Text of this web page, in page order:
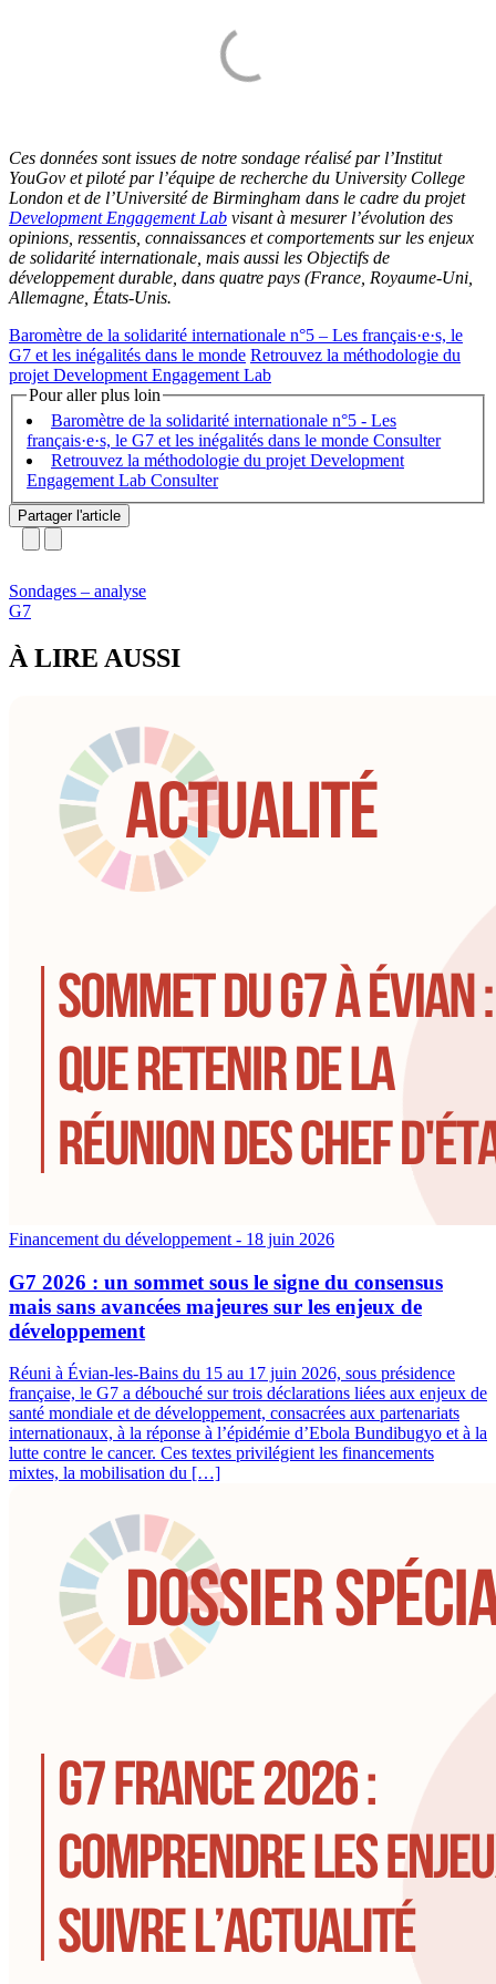
Ces données sont issues de notre sondage réalisé par l’Institut
YouGov et piloté par l’équipe de recherche du University College
London et de l’Université de Birmingham dans le cadre du projet
Development Engagement Lab visant à mesurer l’évolution des
opinions, ressentis, connaissances et comportements sur les enjeux
de solidarité internationale, mais aussi les Objectifs de
développement durable, dans quatre pays (France, Royaume-Uni,
Allemagne, États-Unis.
Baromètre de la solidarité internationale n°5 – Les français·e·s, le
G7 et les inégalités dans le monde Retrouvez la méthodologie du
projet Development Engagement Lab
Pour aller plus loin
Baromètre de la solidarité internationale n°5 - Les
français·e·s, le G7 et les inégalités dans le monde
Retrouvez la méthodologie du projet Development
Engagement Lab
Partager l'article
Sondages – analyse
G7
À LIRE AUSSI
Financement du développement - 18 juin 2026
G7 2026 : un sommet sous le signe du consensus
mais sans avancées majeures sur les enjeux de
développement
Réuni à Évian-les-Bains du 15 au 17 juin 2026, sous présidence
française, le G7 a débouché sur trois déclarations liées aux enjeux de
santé mondiale et de développement, consacrées aux partenariats
internationaux, à la réponse à l’épidémie d’Ebola Bundibugyo et à la
lutte contre le cancer. Ces textes privilégient les financements
mixtes, la mobilisation du […]